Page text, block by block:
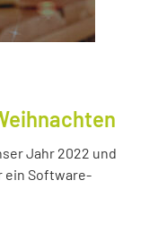
Jahr 2022 und
ein Software-